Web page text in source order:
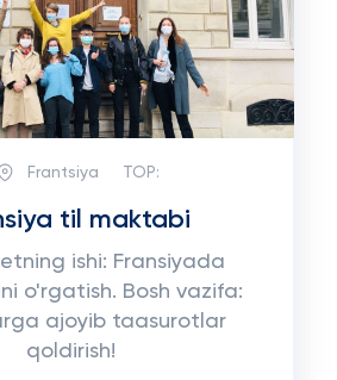
Frantsiya TOP:
til maktabi
ishi: Fransiyada
o'rgatish. Bosh vazifa:
ajoyib taasurotlar
qoldirish!